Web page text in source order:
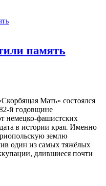
память
Мать» состоялся
й годовщине
немецко-фашистских
в истории края. Именно
землю
один из самых тяжёлых
длившиеся почти